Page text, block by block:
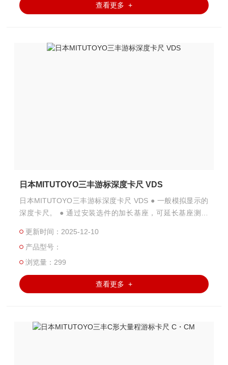
查看更多 +
日本MITUTOYO三丰游标深度卡尺 VDS
日本MITUTOYO三丰游标深度卡尺 VDS ● 一般模拟显示的
深度卡尺。 ● 通过安装选件的加长基座，可延长基座测量
更新时间：2025-12-10
产品型号：
浏览量：299
查看更多 +